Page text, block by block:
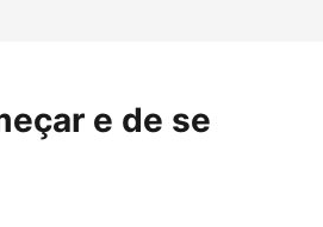
e de se